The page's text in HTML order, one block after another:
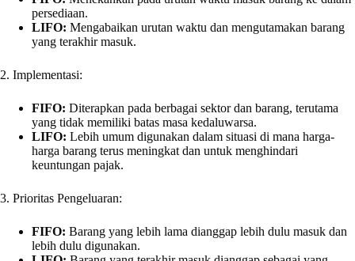
persediaan.
LIFO: Mengabaikan urutan waktu dan mengutamakan barang
yang terakhir masuk.
2. Implementasi:
FIFO: Diterapkan pada berbagai sektor dan barang, terutama
yang tidak memiliki batas masa kedaluwarsa.
LIFO: Lebih umum digunakan dalam situasi di mana harga-
harga barang terus meningkat dan untuk menghindari
keuntungan pajak.
3. Prioritas Pengeluaran:
FIFO: Barang yang lebih lama dianggap lebih dulu masuk dan
lebih dulu digunakan.